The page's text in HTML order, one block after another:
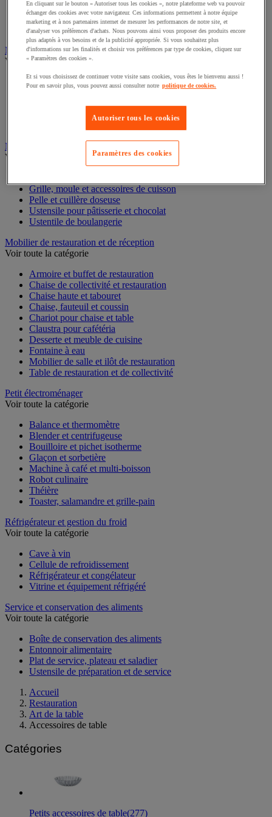
Plancha
Raclette et fondue
Rôtisserie et grill
Machine pour restauration événementielle
Voir toute la catégorie
Appareil à hot-dog
Matériel de boulangerie et pâtisserie
Voir toute la catégorie
Grille, moule et accessoires de cuisson
Pelle et cuillère doseuse
Ustensile pour pâtisserie et chocolat
Ustentile de boulangerie
Mobilier de restauration et de réception
Voir toute la catégorie
Armoire et buffet de restauration
Chaise de collectivité et restauration
Chaise haute et tabouret
Chaise, fauteuil et coussin
Chariot pour chaise et table
Claustra pour cafétéria
Desserte et meuble de cuisine
Fontaine à eau
Mobilier de salle et ilôt de restauration
Table de restauration et de collectivité
Petit électroménager
Voir toute la catégorie
Balance et thermomètre
Blender et centrifugeuse
Bouilloire et pichet isotherme
Glaçon et sorbetière
Machine à café et multi-boisson
Robot culinaire
Théière
Toaster, salamandre et grille-pain
Réfrigérateur et gestion du froid
Voir toute la catégorie
Cave à vin
Cellule de refroidissement
Réfrigérateur et congélateur
Vitrine et équipement réfrigéré
Service et conservation des aliments
Voir toute la catégorie
Boîte de conservation des aliments
Entonnoir alimentaire
Plat de service, plateau et saladier
Ustensile de préparation et de service
Accueil
Restauration
Art de la table
Accessoires de table
Catégories
Petits accessoires de table(277)
En cliquant sur le bouton « Autoriser tous les cookies », notre plateforme web va pouvoir
échanger des cookies avec votre navigateur. Ces informations permettent à notre équipe
marketing et à nos partenaires internet de mesurer les performances de notre site, et
d'analyser vos préférences d'achats. Nous pouvons ainsi vous proposer des produits encore
plus adaptés à vos besoins et de la publicité appropriée. Si vous souhaitez plus
d'informations sur les finalités et choisir vos préférences par type de cookies, cliquez sur
« Paramètres des cookies ».
Et si vous choisissez de continuer votre visite sans cookies, vous êtes le bienvenu aussi !
Pour en savoir plus, vous pouvez aussi consulter notre politique de cookies.
Autoriser tous les cookies
Paramètres des cookies